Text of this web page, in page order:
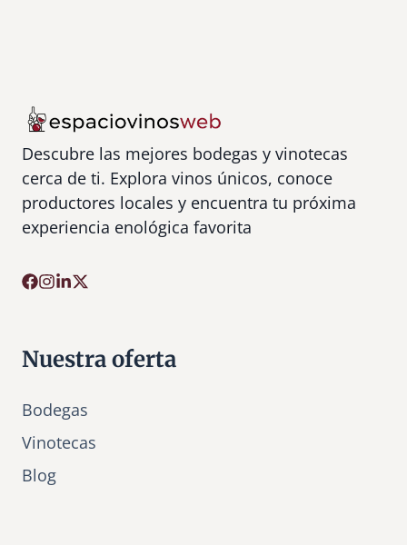
Descubre las mejores bodegas y vinotecas
cerca de ti. Explora vinos únicos, conoce
productores locales y encuentra tu próxima
experiencia enológica favorita
Nuestra oferta
Bodegas
Vinotecas
Blog